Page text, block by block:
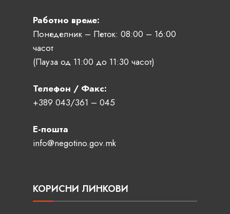
Работно време:
Понеделник – Петок: 08:00 – 16:00
часот
(Пауза од 11:00 до 11:30 часот)
Телефон / Факс:
+389 043/361 – 045
Е-пошта
info@negotino.gov.mk
КОРИСНИ ЛИНКОВИ